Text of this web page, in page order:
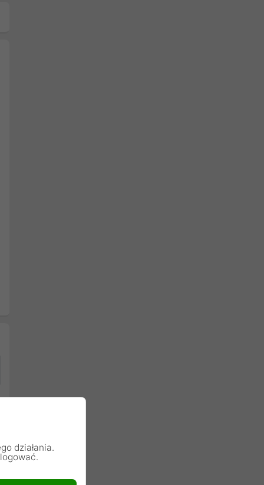
działania.